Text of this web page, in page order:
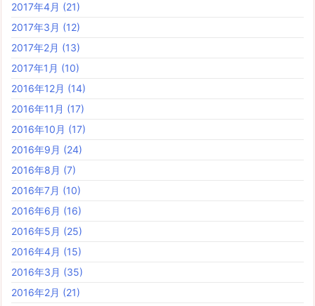
2017年4月 (21)
2017年3月 (12)
2017年2月 (13)
2017年1月 (10)
2016年12月 (14)
2016年11月 (17)
2016年10月 (17)
2016年9月 (24)
2016年8月 (7)
2016年7月 (10)
2016年6月 (16)
2016年5月 (25)
2016年4月 (15)
2016年3月 (35)
2016年2月 (21)